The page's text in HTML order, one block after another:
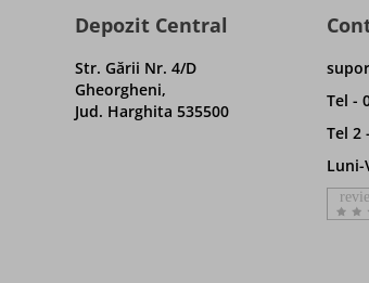
Depozit Central
Str. Gării Nr. 4/D
Gheorgheni,
Jud. Harghita 535500
Tel -
Tel 2
Luni-